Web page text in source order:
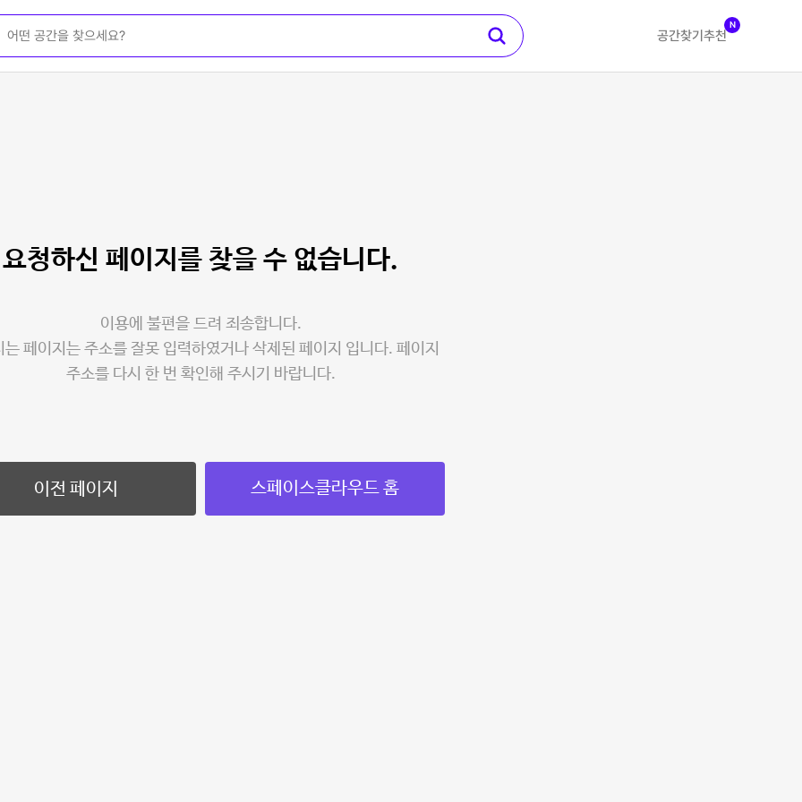
공간찾기 추천
N
요청하신 페이지를 찾을 수 없습니다.
이용에 불편을 드려 죄송합니다.
는 페이지는 주소를 잘못 입력하였거나 삭제된 페이지 입니다. 페이지
주소를 다시 한 번 확인해 주시기 바랍니다.
이전 페이지 스페이스클라우드 홈